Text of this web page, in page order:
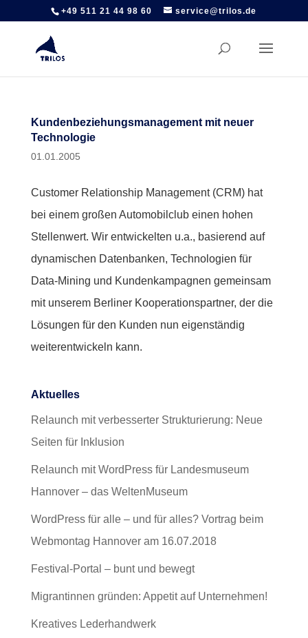
+49 511 21 44 98 60 service@trilos.de
Kundenbeziehungsmanagement mit neuer
Technologie
01.01.2005
Customer Relationship Management (CRM) hat
bei einem großen Automobilclub einen hohen
Stellenwert. Wir entwickelten u.a., basierend auf
dynamischen Datenbanken, Technologien für
Data-Mining und Kundenkampagnen gemeinsam
mit unserem Berliner Kooperationspartner, der die
Lösungen für den Kunden nun eigenständig
weiterentwickeln kann.
Aktuelles
Relaunch mit verbesserter Strukturierung: Neue
Seiten für Inklusion
Relaunch mit WordPress für Landesmuseum
Hannover – das WeltenMuseum
WordPress für alle – und für alles? Vortrag beim
Webmontag Hannover am 16.07.2018
Festival-Portal – bunt und bewegt
Migrantinnen gründen: Appetit auf Unternehmen!
Kreatives Lederhandwerk